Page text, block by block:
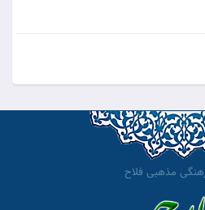
مذهبی فلاح